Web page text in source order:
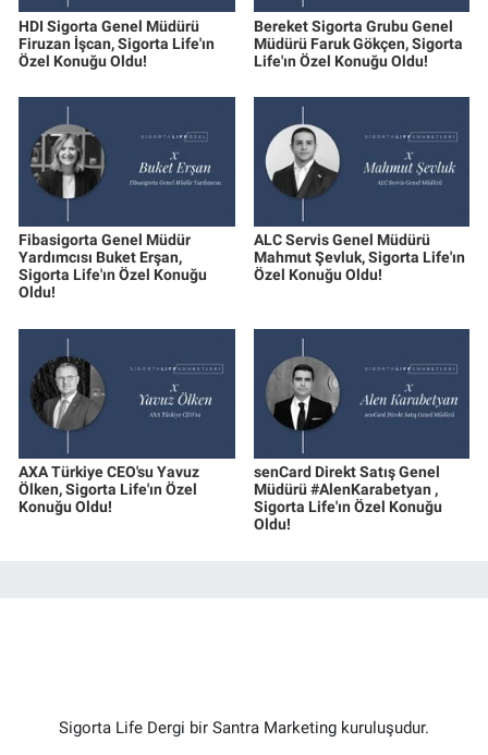
HDI Sigorta Genel Müdürü
Firuzan İşcan, Sigorta Life'ın
Özel Konuğu Oldu!
Bereket Sigorta Grubu Genel
Müdürü Faruk Gökçen, Sigorta
Life'ın Özel Konuğu Oldu!
Fibasigorta Genel Müdür
Yardımcısı Buket Erşan,
Sigorta Life'ın Özel Konuğu
Oldu!
ALC Servis Genel Müdürü
Mahmut Şevluk, Sigorta Life'ın
Özel Konuğu Oldu!
AXA Türkiye CEO'su Yavuz
Ölken, Sigorta Life'ın Özel
Konuğu Oldu!
senCard Direkt Satış Genel
Müdürü #AlenKarabetyan ,
Sigorta Life'ın Özel Konuğu
Oldu!
Sigorta Life Dergi bir Santra Marketing kuruluşudur.